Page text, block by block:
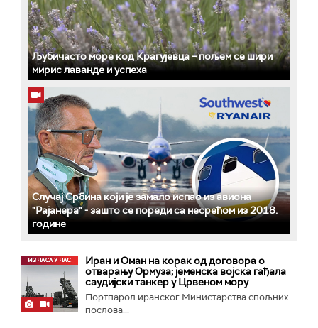
Љубичасто море код Крагујевца – пољем се шири
мирис лаванде и успеха
Случај Србина који је замало испао из авиона
"Рајанера" - зашто се пореди са несрећом из 2018.
године
Иран и Оман на корак од договора о
отварању Ормуза; jеменска војска гађала
саудијски танкер у Црвеном мору
Портпарол иранског Министарства спољних
послова...